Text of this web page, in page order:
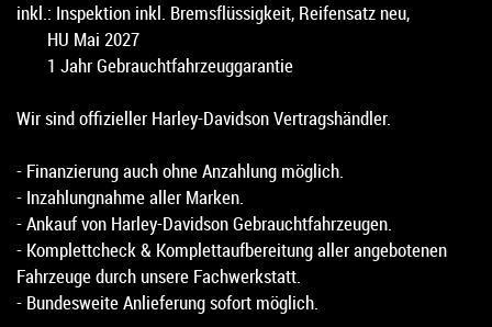
inkl.: Inspektion inkl. Bremsflüssigkeit, Reifensatz neu,
HU Mai 2027
1 Jahr Gebrauchtfahrzeuggarantie
Wir sind offizieller Harley-Davidson Vertragshändler.
- Finanzierung auch ohne Anzahlung möglich.
- Inzahlungnahme aller Marken.
- Ankauf von Harley-Davidson Gebrauchtfahrzeugen.
- Komplettcheck & Komplettaufbereitung aller angebotenen
Fahrzeuge durch unsere Fachwerkstatt.
- Bundesweite Anlieferung sofort möglich.